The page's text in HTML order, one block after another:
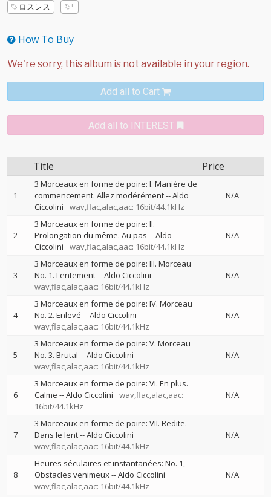
ロスレス
How To Buy
Add all to Cart
Add all to INTEREST
Title Price
1
3 Morceaux en forme de poire: I. Manière de
commencement. Allez modérément--Aldo
Ciccolini
wav,flac,alac,aac: 16bit/44.1kHz
N/A
2
3 Morceaux en forme de poire: II.
Prolongation du même. Au pas --Aldo
Ciccolini
wav,flac,alac,aac: 16bit/44.1kHz
N/A
3
3 Morceaux en forme de poire: III. Morceau
No. 1. Lentement--Aldo Ciccolini
wav,flac,alac,aac: 16bit/44.1kHz
N/A
4
3 Morceaux en forme de poire: IV. Morceau
No. 2. Enlevé --Aldo Ciccolini
wav,flac,alac,aac: 16bit/44.1kHz
N/A
5
3 Morceaux en forme de poire: V. Morceau
No. 3. Brutal --Aldo Ciccolini
wav,flac,alac,aac: 16bit/44.1kHz
N/A
6
3 Morceaux en forme de poire: VI. En plus.
Calme --Aldo Ciccolini
wav,flac,alac,aac:
16bit/44.1kHz
N/A
7
3 Morceaux en forme de poire: VII. Redite.
Dans le lent--Aldo Ciccolini
wav,flac,alac,aac: 16bit/44.1kHz
N/A
8
Heures séculaires et instantanées: No. 1,
Obstacles venimeux--Aldo Ciccolini
wav,flac,alac,aac: 16bit/44.1kHz
N/A